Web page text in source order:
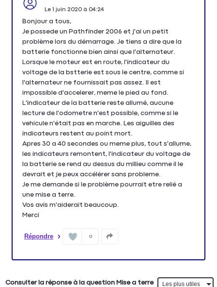
Le 1 juin 2020à 04:24
Bonjour a tous,
Je possede un Pathfinder 2006 et j'ai un petit
problème lors du démarrage. Je tiens a dire que la
batterie fonctionne bien ainsi que l'alternateur.
Lorsque le moteur est en route, l'indicateur du
voltage de la bstterie est sous le centre, comme si
l'alternateur ne fournissait pas assez. Il est
impossible d'accelerer, meme le pied au fond.
L'indicateur de la batterie reste allumé, aucune
lecture de l'odometre n'est possible, comme si le
vehicule n'était pas en marche. Les aiguilles des
indicateurs restent au point mort.
Apres 30 a 40 secondes ou meme plus, tout s'allume,
les indicateurs remontent, l'indicateur du voltage de
la batterie se rend au dessus du millieu comme il le
devrait et je peux accélérer sans probleme.
Je me demande si le problème pourrait etre relié a
une mise a terre.
Vos avis m'aiderait beaucoup.
Merci
Répondre 0
Consulter la réponse à la question Mise a terre